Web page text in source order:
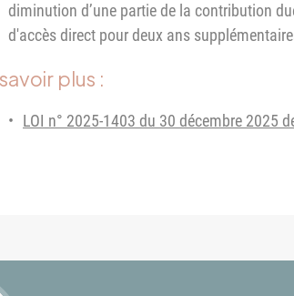
diminution d’une partie de la contribution
d'accès direct pour deux ans
plus :
LOI n° 2025-1403 du 30 décembre 2025